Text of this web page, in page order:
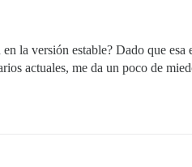
la versión estable? Dado que esa
actuales, me da un poco de